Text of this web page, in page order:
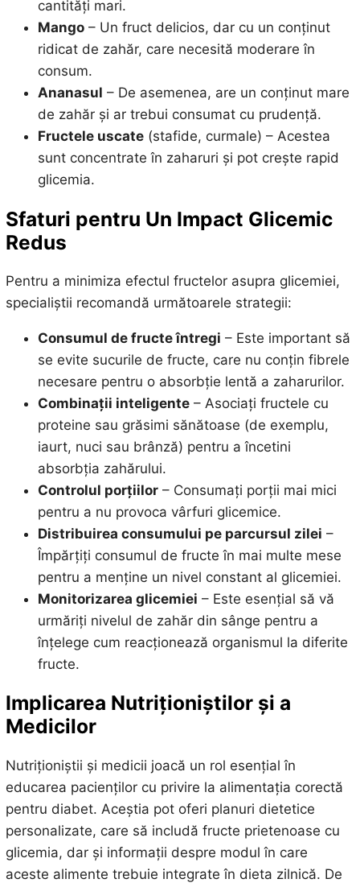
cantități mari.
Mango– Un fruct delicios, dar cu un conținut
ridicat de zahăr, care necesită moderare în
consum.
Ananasul – De asemenea, are un conținut mare
de zahăr și ar trebui consumat cu prudență.
Fructele uscate(stafide, curmale) – Acestea
sunt concentrate în zaharuri și pot crește rapid
glicemia.
Sfaturi pentru Un Impact Glicemic
Redus
Pentru a minimiza efectul fructelor asupra glicemiei,
specialiștii recomandă următoarele strategii:
Consumul de fructe întregi – Este important să
se evite sucurile de fructe, care nu conțin fibrele
necesare pentru o absorbție lentă a zaharurilor.
Combinații inteligente– Asociați fructele cu
proteine sau grăsimi sănătoase (de exemplu,
iaurt, nuci sau brânză) pentru a încetini
absorbția zahărului.
Controlul porțiilor– Consumați porții mai mici
pentru a nu provoca vârfuri glicemice.
Distribuirea consumului pe parcursul zilei –
Împărțiți consumul de fructe în mai multe mese
pentru a menține un nivel constant al glicemiei.
Monitorizarea glicemiei – Este esențial să vă
urmăriți nivelul de zahăr din sânge pentru a
înțelege cum reacționează organismul la diferite
fructe.
Implicarea Nutriționiștilor și a
Medicilor
Nutriționiștii și medicii joacă un rol esențial în
educarea pacienților cu privire la alimentația corectă
pentru diabet. Aceștia pot oferi planuri dietetice
personalizate, care să includă fructe prietenoase cu
glicemia, dar și informații despre modul în care
aceste alimente trebuie integrate în dieta zilnică. De